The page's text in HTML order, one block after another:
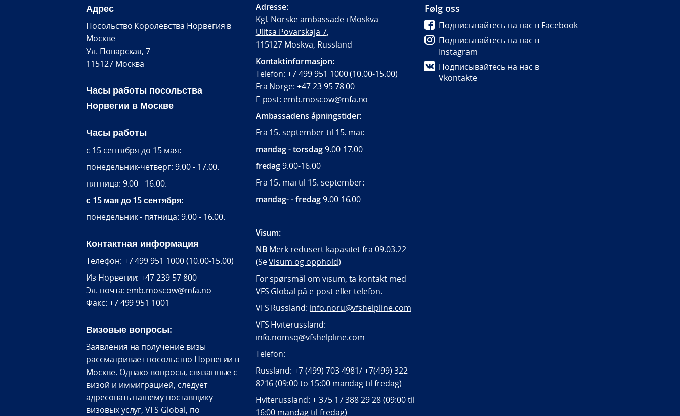
Адрес
Посольство Королевства Норвегия в
Москве
Ул. Поварская, 7
115127 Москва
Часы работы посольства
Норвегии в Москве
Часы работы
c 15 сентября до 15 мая:
понедельник-четверг: 9.00 - 17.00.
пятница: 9.00 - 16.00.
с 15 мая до 15 сентября:
понедельник - пятница: 9.00 - 16.00.
Контактная информация
Телефон: +7 499 951 1000 (10.00-15.00)
Из Норвегии: +47 239 57 800
Эл. почта: emb.moscow@mfa.no
Факс: +7 499 951 1001
Визовые вопросы:
Заявления на получение визы
рассматривает посольство Норвегии в
Москве. Однако вопросы, связанные с
визой и иммиграцией, следует
адресовать нашему поставщику
визовых услуг, VFS Global, по
Adresse:
Kgl. Norske ambassade i Moskva
Ulitsa Povarskaja 7,
115127 Moskva, Russland
Kontaktinformasjon:
Telefon: +7 499 951 1000 (10.00-15.00)
Fra Norge: +47 23 95 78 00
E-post: emb.moscow@mfa.no
Ambassadens åpningstider:
Fra 15. september til 15. mai:
mandag - torsdag9.00-17.00
fredag9.00-16.00
Fra 15. mai til 15. september:
mandag- - fredag9.00-16.00
Visum:
NB Merk redusert kapasitet fra 09.03.22
(SeVisum og opphold)
For spørsmål om visum, ta kontakt med
VFS Global på e-post eller telefon.
VFS Russland: info.noru@vfshelpline.com
VFS Hviterussland:
info.nomsq@vfshelpline.com
Telefon:
Russland: +7 (499) 703 4981/ +7(499) 322
8216 (09:00 to 15:00 mandag til fredag)
Hviterussland: + 375 17 388 29 28 (09:00 til
16:00 mandag til fredag)
Følg oss
Подписывайтесь на нас в Facebook
Подписывайтесь на нас в
Instagram
Подписывайтесь на нас в
Vkontakte